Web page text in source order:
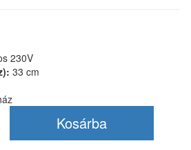
230V
33 cm